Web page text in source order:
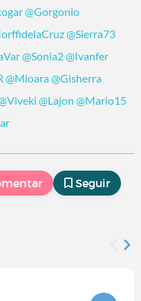
@Gorgonio
@Sierra73
@Sonia2@Ivanfer
@Mioara@Gisherra
@Lajon @Mario15
Seguir